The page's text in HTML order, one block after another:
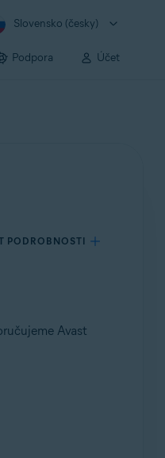
Slovensko (česky)
Podpora Účet
PODROBNOSTI
Avast